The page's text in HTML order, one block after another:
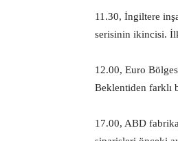
11.30, İngiltere
serisinin ikincisi.
12.00, Euro
Beklentiden farklı
17.00, ABD